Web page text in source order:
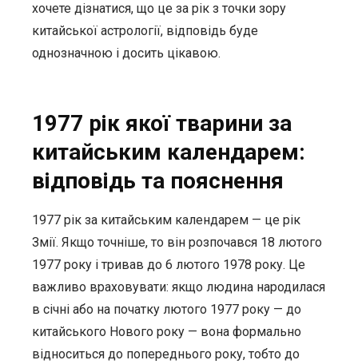
хочете дізнатися, що це за рік з точки зору
китайської астрології, відповідь буде
однозначною і досить цікавою.
1977 рік якої тварини за
китайським календарем:
відповідь та пояснення
1977 рік за китайським календарем — це рік
Змії. Якщо точніше, то він розпочався 18 лютого
1977 року і тривав до 6 лютого 1978 року. Це
важливо враховувати: якщо людина народилася
в січні або на початку лютого 1977 року — до
китайського Нового року — вона формально
відноситься до попереднього року, тобто до